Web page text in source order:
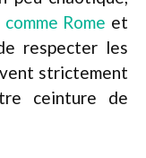
Rome et
respecter les
strictement
ceinture de